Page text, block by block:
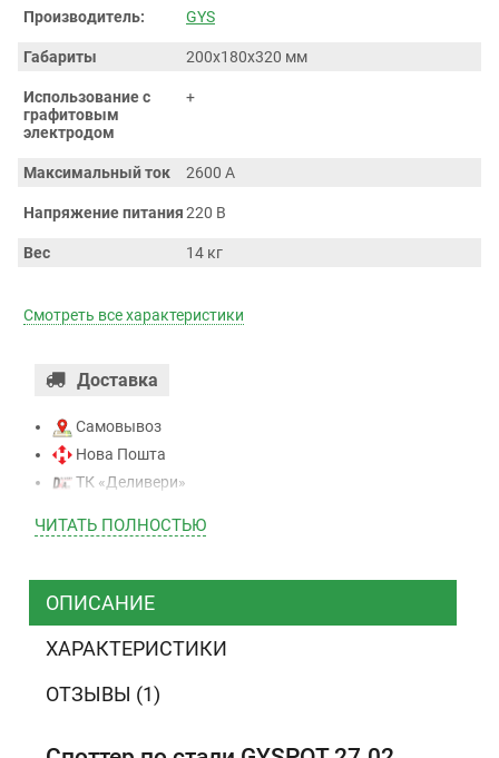
Производитель: GYS
Габариты 200х180х320 мм
Использование с
графитовым
электродом
+
Максимальный ток 2600 А
Напряжение питания220 В
Вес 14 кг
Смотреть все характеристики
Доставка
Самовывоз
Нова Пошта
ТК «Деливери»
ТК “Justin”
ТК ”УкрПочта”
Наложенный платеж (при получении)
ЧИТАТЬ ПОЛНОСТЬЮ
ОПИСАНИЕ
ХАРАКТЕРИСТИКИ
ОТЗЫВЫ (1)